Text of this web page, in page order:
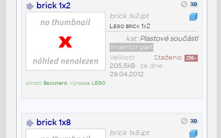
brick 1x2
brick 1x2.ipt
Lego brick 1x2
kat:Plastové součásti
Inventor part
Staženo: 258x
Velikost
205,5kB• ze dne
29.04.2012
Umístil: Basssterd • Výrobce: LEGO
brick 1x8
brick 1x8.ipt